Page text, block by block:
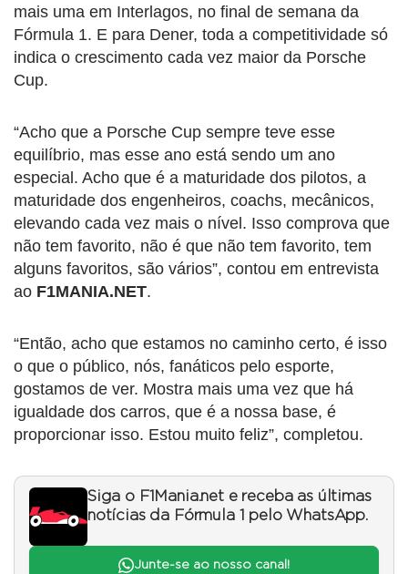
mais uma em Interlagos, no final de semana da
Fórmula 1. E para Dener, toda a competitividade só
indica o crescimento cada vez maior da Porsche
Cup.
“Acho que a Porsche Cup sempre teve esse
equilíbrio, mas esse ano está sendo um ano
especial. Acho que é a maturidade dos pilotos, a
maturidade dos engenheiros, coachs, mecânicos,
elevando cada vez mais o nível. Isso comprova que
não tem favorito, não é que não tem favorito, tem
alguns favoritos, são vários”, contou em entrevista
ao F1MANIA.NET.
“Então, acho que estamos no caminho certo, é isso
o que o público, nós, fanáticos pelo esporte,
gostamos de ver. Mostra mais uma vez que há
igualdade dos carros, que é a nossa base, é
proporcionar isso. Estou muito feliz”, completou.
Siga o F1Mania.net e receba as últimas
notícias da Fórmula 1 pelo WhatsApp.
Junte-se ao nosso canal!